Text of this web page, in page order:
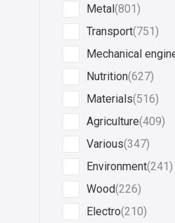
Metal(801)
Transport(751)
Mechanical
Nutrition(627)
Materials(516)
Agriculture(409)
Various(347)
Environment(241)
Wood(226)
Electro(210)